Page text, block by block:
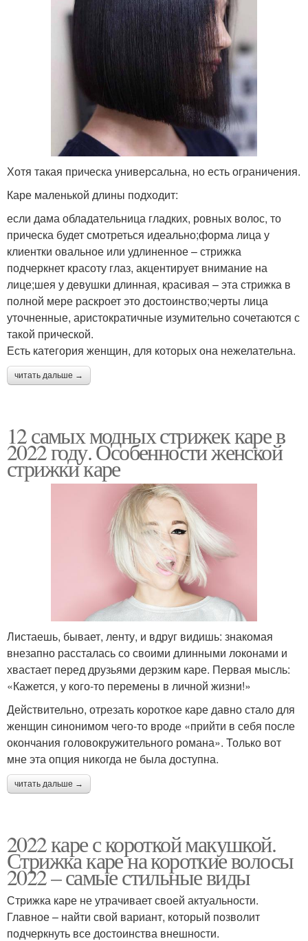
Хотя такая прическа универсальна, но есть ограничения.
Каре маленькой длины подходит:
если дама обладательница гладких, ровных волос, то
прическа будет смотреться идеально;форма лица у
клиентки овальное или удлиненное – стрижка
подчеркнет красоту глаз, акцентирует внимание на
лице;шея у девушки длинная, красивая – эта стрижка в
полной мере раскроет это достоинство;черты лица
уточненные, аристократичные изумительно сочетаются с
такой прической.
Есть категория женщин, для которых она нежелательна.
читать дальше →
12 самых модных стрижек каре в
2022 году. Особенности женской
стрижки каре
Листаешь, бывает, ленту, и вдруг видишь: знакомая
внезапно рассталась со своими длинными локонами и
хвастает перед друзьями дерзким каре. Первая мысль:
«Кажется, у кого-то перемены в личной жизни!»
Действительно, отрезать короткое каре давно стало для
женщин синонимом чего-то вроде «прийти в себя после
окончания головокружительного романа». Только вот
мне эта опция никогда не была доступна.
читать дальше →
2022 каре с короткой макушкой.
Стрижка каре на короткие волосы
2022 – самые стильные виды
Стрижка каре не утрачивает своей актуальности.
Главное – найти свой вариант, который позволит
подчеркнуть все достоинства внешности.